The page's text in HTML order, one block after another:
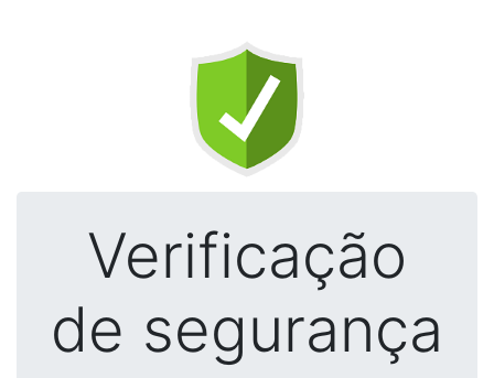
Verificação
de segurança